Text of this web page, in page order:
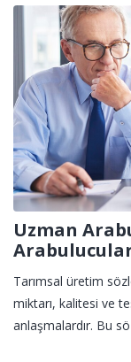
Uzman
Tarımsal üretim
miktarı, kalitesi ve
anlaşmalardır. Bu
çözümünde uzman